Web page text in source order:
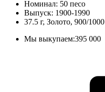
Номинал: 50 песо
Выпуск: 1900-1990
37.5 г, Золото, 900/1000
Мы выкупаем:395 000